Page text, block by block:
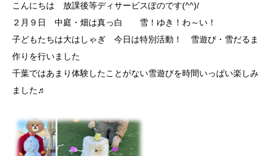
こんにちは 放課後等ディサービスぽのです(^^)/
２月９日 中庭・畑は真っ白 雪！ゆき！わ～い！
子どもたちは大はしゃぎ 今日は特別活動！ 雪遊び・雪だるま
作りを行いました
千葉ではあまり体験したことがない雪遊びを時間いっぱい楽しみ
ました♬